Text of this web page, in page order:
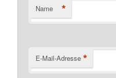
Name *
E-Mail-Adresse *